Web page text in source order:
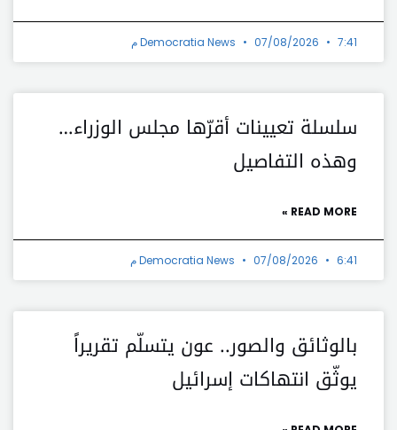
Democratia News 07/08/2026 7:41 م
سلسلة تعيينات أقرّها مجلس الوزراء…
وهذه التفاصيل
READ MORE »
Democratia News 07/08/2026 6:41 م
بالوثائق والصور.. عون يتسلّم تقريراً
يوثّق انتهاكات إسرائيل